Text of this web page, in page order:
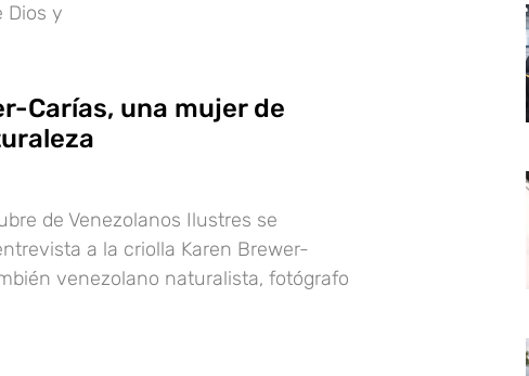
Dios y
Carías, una mujer de
de Venezolanos Ilustres se
a la criolla Karen Brewer-
venezolano naturalista, fotógrafo